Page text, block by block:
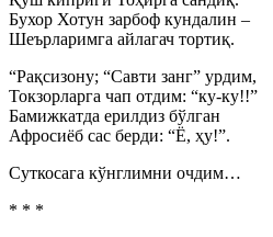
Бухор Хотун зарбоф кундалин –
Шеърларимга айлагач тортиқ.
“Рақсизону; “Савти занг” урдим,
Токзорларга чап отдим: “ку-ку!!”
Бамижкатда ерилдиз бўлган
Афросиёб сас берди: “Ё, ҳу!”.
Суткосага кўнглимни очдим…
* * *